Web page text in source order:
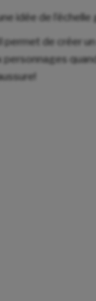
idée de
de créer